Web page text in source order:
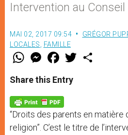
Intervention au Conseil
MAI 02, 2017 09:54 GRÉGOR
LOCALES
FAMILLE
W
t
s
p
p
M
e
s
e
g
e
r
F
a
e
b
o
k
w
Share this Entry
“Droits des parents en matière
religion”. C’est le titre de